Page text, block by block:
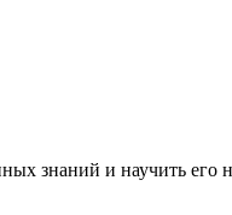
знаний и научить его